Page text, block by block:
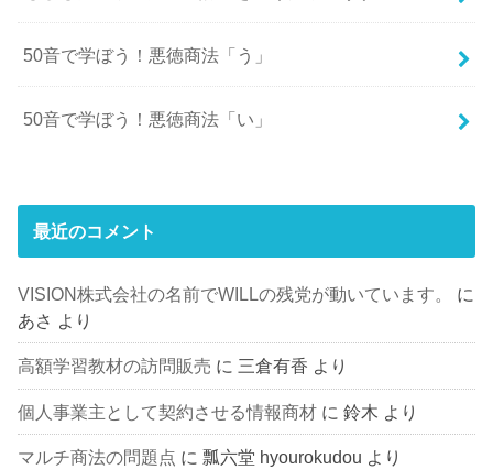
50音で学ぼう！悪徳商法「う」
50音で学ぼう！悪徳商法「い」
最近のコメント
VISION株式会社の名前でWILLの残党が動いています。
に
あさ より
高額学習教材の訪問販売 に 三倉有香 より
個人事業主として契約させる情報商材 に鈴木 より
マルチ商法の問題点 に瓢六堂 hyourokudou より